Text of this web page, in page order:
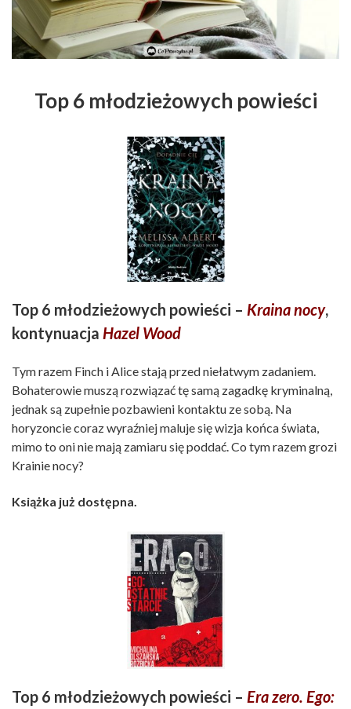
Top 6 młodzieżowych powieści
Top 6 młodzieżowych powieści – Kraina nocy,
kontynuacja Hazel Wood
Tym razem Finch i Alice stają przed niełatwym zadaniem.
Bohaterowie muszą rozwiązać tę samą zagadkę kryminalną,
jednak są zupełnie pozbawieni kontaktu ze sobą. Na
horyzoncie coraz wyraźniej maluje się wizja końca świata,
mimo to oni nie mają zamiaru się poddać. Co tym razem grozi
Krainie nocy?
Książka już dostępna.
Top 6 młodzieżowych powieści – Era zero. Ego: